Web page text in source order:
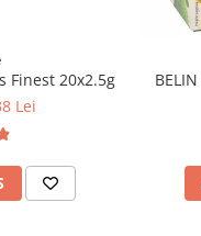
Finest 20x2.5g
Lei